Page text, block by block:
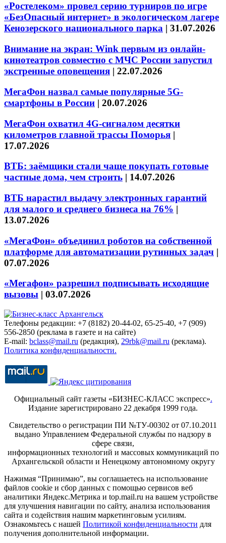
«Ростелеком» провел серию турниров по игре
«БезОпасный интернет» в экологическом лагере
Кенозерского национального парка | 31.07.2026
Внимание на экран: Wink первым из онлайн-
кинотеатров совместно с МЧС России запустил
экстренные оповещения | 22.07.2026
МегаФон назвал самые популярные 5G-
смартфоны в России | 20.07.2026
МегаФон охватил 4G-сигналом десятки
километров главной трассы Поморья |
17.07.2026
ВТБ: заёмщики стали чаще покупать готовые
частные дома, чем строить | 14.07.2026
ВТБ нарастил выдачу электронных гарантий
для малого и среднего бизнеса на 76% |
13.07.2026
«МегаФон» объединил роботов на собственной
платформе для автоматизации рутинных задач |
07.07.2026
«Мегафон» разрешил подписывать исходящие
вызовы | 03.07.2026
Телефоны редакции: +7 (8182) 20-44-02, 65-25-40, +7 (909)
556-2850 (реклама в газете и на сайте)
E-mail: bclass@mail.ru (редакция), 29rbk@mail.ru (реклама).
Политика конфиденциальности.
Официальный сайт газеты «БИЗНЕС-КЛАСС экспресс».
Издание зарегистрировано 22 декабря 1999 года.
Свидетельство о регистрации ПИ №ТУ-00302 от 07.10.2011
выдано Управлением Федеральной службы по надзору в
сфере связи,
информационных технологий и массовых коммуникаций по
Архангельской области и Ненецкому автономному округу
Нажимая “Принимаю”, вы соглашаетесь на использование
файлов cookie и сбор данных с помощью сервисов веб
аналитики Яндекс.Метрика и top.mail.ru на вашем устройстве
для улучшения навигации по сайту, анализа использования
сайта и содействия нашим маркетинговым усилиям.
Ознакомьтесь с нашей Политикой конфиденциальности для
получения дополнительной информации.